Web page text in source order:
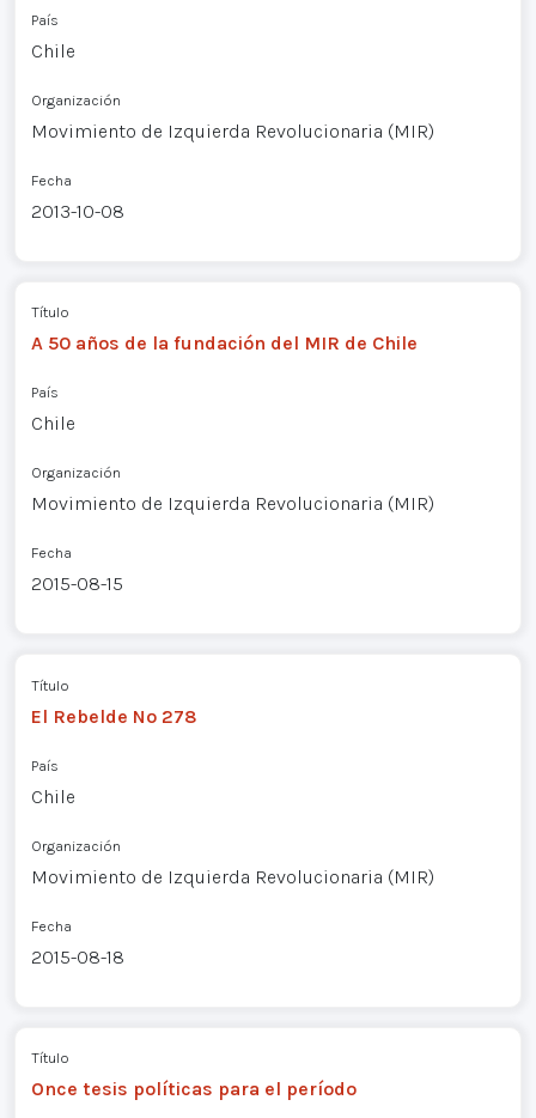
País
Chile
Organización
Movimiento de Izquierda Revolucionaria (MIR)
Fecha
2013-10-08
Título
A 50 años de la fundación del MIR de Chile
País
Chile
Organización
Movimiento de Izquierda Revolucionaria (MIR)
Fecha
2015-08-15
Título
El Rebelde Nº 278
País
Chile
Organización
Movimiento de Izquierda Revolucionaria (MIR)
Fecha
2015-08-18
Título
Once tesis políticas para el período